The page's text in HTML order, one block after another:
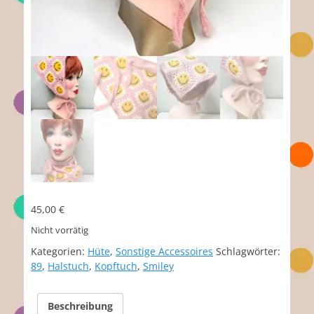
45,00 €
Nicht vorrätig
Kategorien: Hüte, Sonstige Accessoires Schlagwörter:
89, Halstuch, Kopftuch, Smiley
Beschreibung